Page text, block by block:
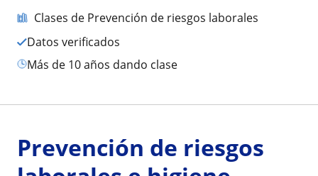
Clases de Prevención de riesgos laborales
Datos verificados
más de 10 años dando clase
Prevención de riesgos